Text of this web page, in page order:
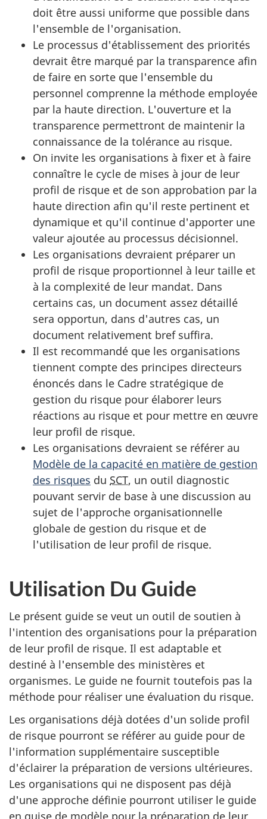
doit être aussi uniforme que possible dans
l'ensemble de l'organisation.
Le processus d'établissement des priorités
devrait être marqué par la transparence afin
de faire en sorte que l'ensemble du
personnel comprenne la méthode employée
par la haute direction. L'ouverture et la
transparence permettront de maintenir la
connaissance de la tolérance au risque.
On invite les organisations à fixer et à faire
connaître le cycle de mises à jour de leur
profil de risque et de son approbation par la
haute direction afin qu'il reste pertinent et
dynamique et qu'il continue d'apporter une
valeur ajoutée au processus décisionnel.
Les organisations devraient préparer un
profil de risque proportionnel à leur taille et
à la complexité de leur mandat. Dans
certains cas, un document assez détaillé
sera opportun, dans d'autres cas, un
document relativement bref suffira.
Il est recommandé que les organisations
tiennent compte des principes directeurs
énoncés dans le Cadre stratégique de
gestion du risque pour élaborer leurs
réactions au risque et pour mettre en œuvre
leur profil de risque.
Les organisations devraient se référer au
Modèle de la capacité en matière de gestion
des risques du SCT, un outil diagnostic
pouvant servir de base à une discussion au
sujet de l'approche organisationnelle
globale de gestion du risque et de
l'utilisation de leur profil de risque.
Utilisation Du Guide
Le présent guide se veut un outil de soutien à
l'intention des organisations pour la préparation
de leur profil de risque. Il est adaptable et
destiné à l'ensemble des ministères et
organismes. Le guide ne fournit toutefois pas la
méthode pour réaliser une évaluation du risque.
Les organisations déjà dotées d'un solide profil
de risque pourront se référer au guide pour de
l'information supplémentaire susceptible
d'éclairer la préparation de versions ultérieures.
Les organisations qui ne disposent pas déjà
d'une approche définie pourront utiliser le guide
en guise de modèle pour la préparation de leur